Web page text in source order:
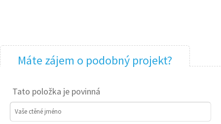
Máte zájem o podobný projekt?
Tato položka je povinná
Vaše ctěné jméno